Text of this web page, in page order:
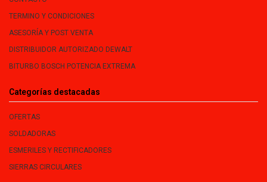
TERMINO Y CONDICIONES
ASESORÍA Y POST VENTA
DISTRIBUIDOR AUTORIZADO DEWALT
BITURBO BOSCH POTENCIA EXTREMA
Categorías destacadas
OFERTAS
SOLDADORAS
ESMERILES Y RECTIFICADORES
SIERRAS CIRCULARES